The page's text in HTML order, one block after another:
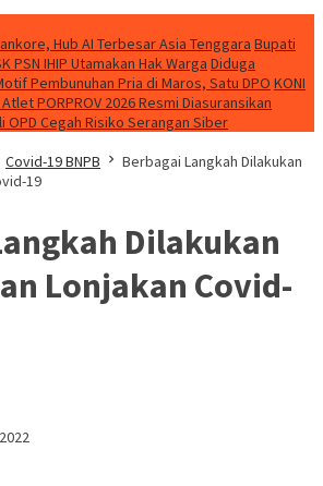
Hub AI Terbesar Asia Tenggara Bupati
PSN IHIP Utamakan Hak Warga Diduga
Pembunuhan Pria di Maros, Satu DPO KONI
PORPROV 2026 Resmi Diasuransikan
Cegah Risiko Serangan Siber
Covid-19 BNPB
Berbagai Langkah Dilakukan
19
Dilakukan
Lonjakan Covid-